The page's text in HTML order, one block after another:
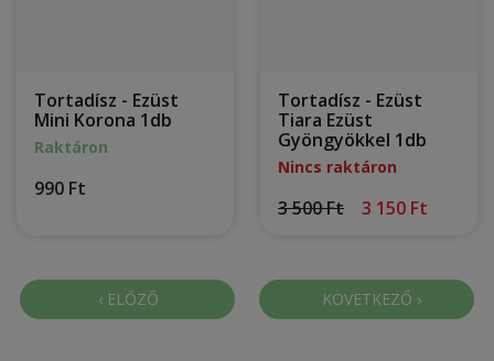
Tortadísz - Ezüst
Mini Korona 1db
Raktáron
990 Ft
Tortadísz - Ezüst
Tiara Ezüst
Gyöngyökkel 1db
Nincs raktáron
3 500 Ft 3 150 Ft